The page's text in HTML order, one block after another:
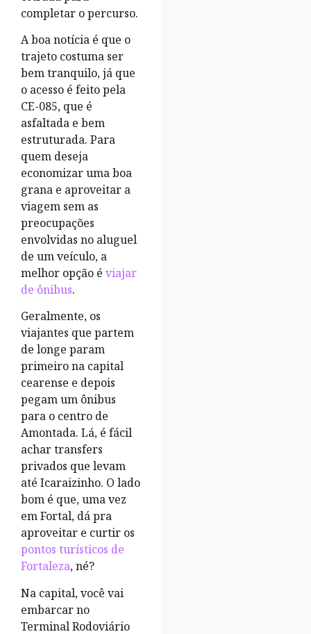
completar o percurso.
A boa notícia é que o
trajeto costuma ser
bem tranquilo, já que
o acesso é feito pela
CE-085, que é
asfaltada e bem
estruturada. Para
quem deseja
economizar uma boa
grana e aproveitar a
viagem sem as
preocupações
envolvidas no aluguel
de um veículo, a
melhor opção é viajar
de ônibus.
Geralmente, os
viajantes que partem
de longe param
primeiro na capital
cearense e depois
pegam um ônibus
para o centro de
Amontada. Lá, é fácil
achar transfers
privados que levam
até Icaraizinho. O lado
bom é que, uma vez
em Fortal, dá pra
aproveitar e curtir os
pontos turísticos de
Fortaleza, né?
Na capital, você vai
embarcar no
Terminal Rodoviário